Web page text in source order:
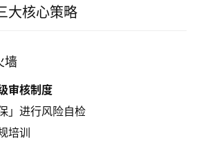
大核心策略
墙
审核制度
」进行风险自检
培训